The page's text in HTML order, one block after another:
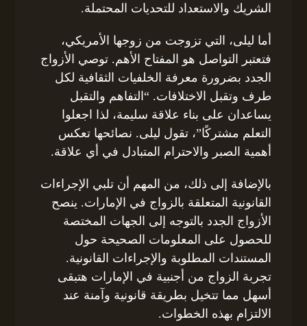
الشريك والاستعداد للتحديات المحتملة.
أما ليلى، التي تزوجت من زوجها الأمريكي،
فتعتبر التواصل هو المفتاح الأهم. توصي الأزواج
الجدد بضرورة معرفة الخلفيات الثقافية لكل
طرف وتقبل الاختلافات. “التفاهم والتقبل
يساعدان على بناء علاقة سليمة، لذا اجعلوا
التعلم مشتركًا”، تقول ليلى. نصائحها تعكس
أهمية الصبر والاحترام المتبادل في أي علاقة.
بالإضافة إلى ذلك، من المهم أن تلبي الإجراءات
القانونية المتعلقة بالزواج في الإمارات. ينصح
الأزواج الجدد بالتوجه إلى الجهات المختصة
للحصول على المعلومات الصحيحة حول
المستندات المطلوبة والإجراءات القانونية.
تجربة الزواج من أجنبية في الإمارات هتبقى
أسهل مما تتخيل بطريقة قانونية وآمنة عند
الالتزام بهذه الخطوات.